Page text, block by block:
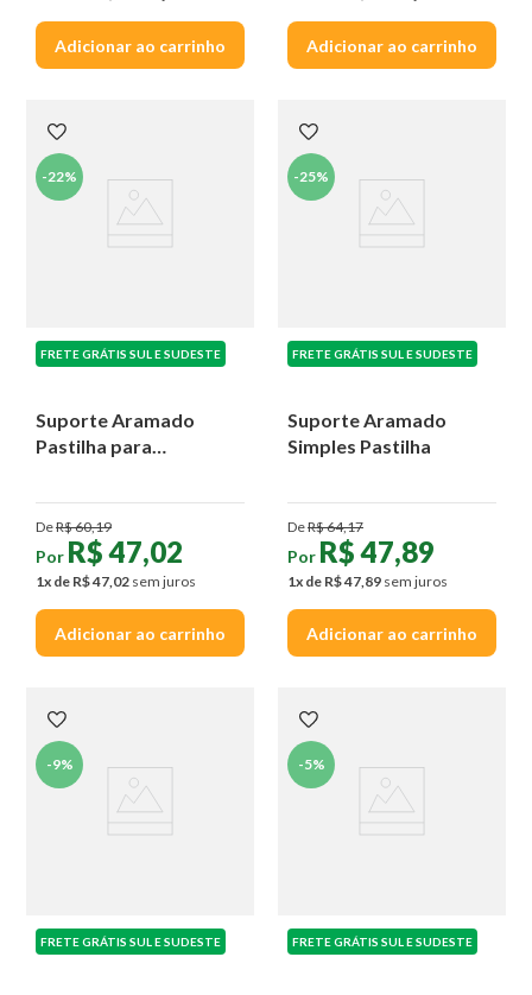
Adicionar ao carrinho Adicionar ao carrinho
-22%
FRETE GRÁTIS SUL E SUDESTE
Suporte Aramado
Pastilha para
DeR$60,19
Por R$ 47,02
1x de R$47,02 sem juros
Adicionar ao carrinho
-25%
FRETE GRÁTIS SUL E SUDESTE
Suporte Aramado
Simples Pastilha
DeR$64,17
Por R$ 47,89
1x de R$47,89 sem juros
Adicionar ao carrinho
-9%
FRETE GRÁTIS SUL E SUDESTE
-5%
FRETE GRÁTIS SUL E SUDESTE